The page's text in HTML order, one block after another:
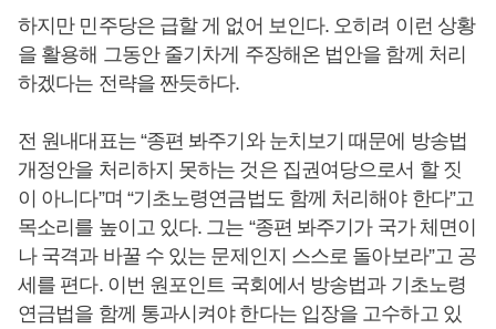
하지만 민주당은 급할 게 없어 보인다. 오히려 이런 상황
을 활용해 그동안 줄기차게 주장해온 법안을 함께 처리
하겠다는 전략을 짠듯하다.
전 원내대표는 “종편 봐주기와 눈치보기 때문에 방송법
개정안을 처리하지 못하는 것은 집권여당으로서 할 짓
이 아니다”며 “기초노령연금법도 함께 처리해야 한다”고
목소리를 높이고 있다. 그는 “종편 봐주기가 국가 체면이
나 국격과 바꿀 수 있는 문제인지 스스로 돌아보라”고 공
세를 편다. 이번 원포인트 국회에서 방송법과 기초노령
연금법을 함께 통과시켜야 한다는 입장을 고수하고 있